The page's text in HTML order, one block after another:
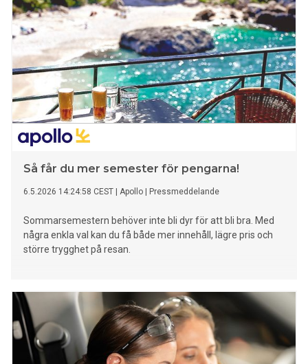
känna vår härliga ekonom här:
Så får du mer semester för pengarna!
6.5.2026 14:24:58 CEST Apollo Pressmeddelande
Sommarsemestern behöver inte bli dyr för att bli bra. Med
några enkla val kan du få både mer innehåll, lägre pris och
större trygghet på resan.